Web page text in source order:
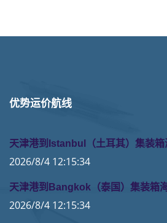
优势运价航线
天津港到Istanbul（土耳其）集装箱
2026/8/4 12:15:34
天津港到Bangkok（泰国）集装箱
2026/8/4 12:15:34